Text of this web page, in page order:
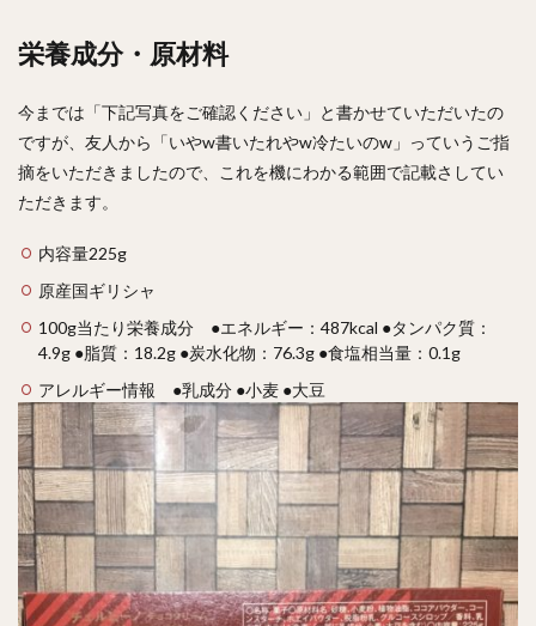
栄養成分・原材料
今までは「下記写真をご確認ください」と書かせていただいたの
ですが、友人から「いやw書いたれやw冷たいのw」っていうご指
摘をいただきましたので、これを機にわかる範囲で記載さしてい
ただきます。
内容量225g
原産国ギリシャ
100g当たり栄養成分 ●エネルギー：487kcal ●タンパク質：
4.9g ●脂質：18.2g ●炭水化物：76.3g ●食塩相当量：0.1g
アレルギー情報 ●乳成分 ●小麦 ●大豆